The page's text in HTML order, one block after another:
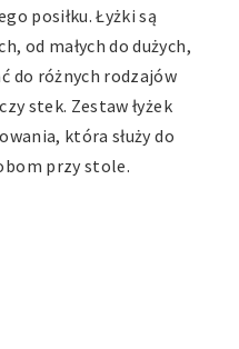
posiłku. Łyżki są
od małych do dużych,
do różnych rodzajów
stek. Zestaw łyżek
która służy do
przy stole.